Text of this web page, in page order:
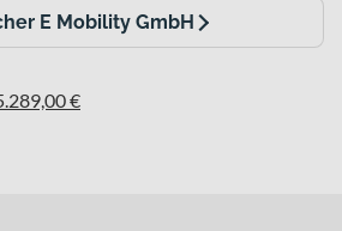
E Mobility GmbH
€